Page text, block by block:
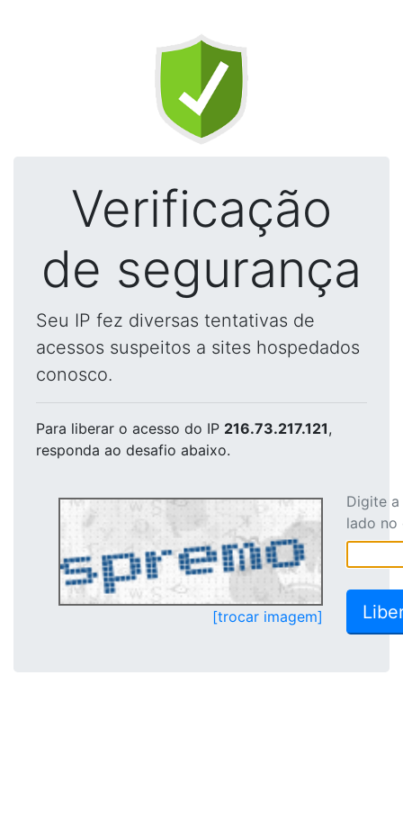
Verificação
de segurança
Seu IP fez diversas tentativas de
acessos suspeitos a sites hospedados
conosco.
Para liberar o acesso do IP 216.73.217.121,
responda ao desafio abaixo.
[trocar imagem]
Digite
lado no